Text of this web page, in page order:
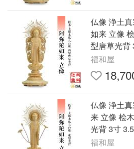
仏像 浄土
如来 立像
型唐草光背
寸 檜 ヒノキ
小さい
福和屋
仏像 浄土
来 立像 桧
光背 3寸
福和屋